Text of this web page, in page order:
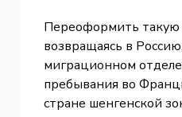
Переоформить такую
возвращаясь в
миграционном
пребывания во
стране шенгенской